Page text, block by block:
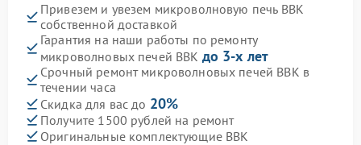
Привезем и увезем микроволновую печь BBK
собственной доставкой
Гарантия на наши работы по ремонту
микроволновых печей BBK до 3-х лет
Срочный ремонт микроволновых печей BBK в
течении часа
Скидка для вас до 20%
Получите 1500 рублей на ремонт
Оригинальные комплектующие BBK